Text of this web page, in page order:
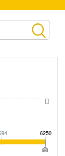
6250